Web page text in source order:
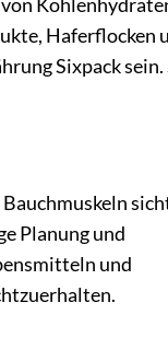
Haferflocken
Sixpack sein.
Planung und
und